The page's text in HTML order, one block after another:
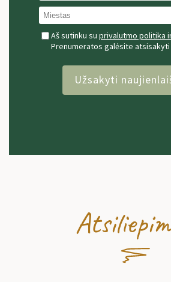
Aš sutinku su privalutmo politika
Prenumeratos galėsite
Užsakyti